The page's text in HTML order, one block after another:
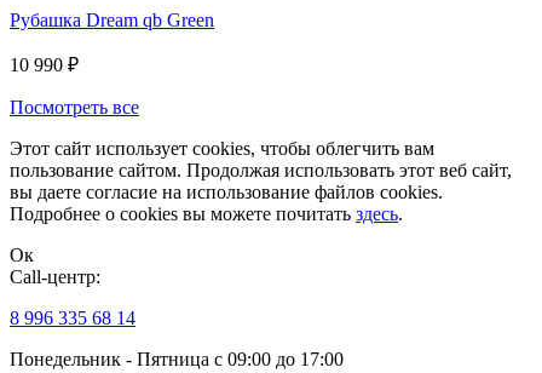
Рубашка Dream qb Green
10 990 ₽
Посмотреть все
Этот сайт использует cookies, чтобы облегчить вам
пользование сайтом. Продолжая использовать этот веб сайт,
вы даете согласие на использование файлов cookies.
Подробнее о cookies вы можете почитать здесь.
Ок
Сall-центр:
8 996 335 68 14
Понедельник - Пятница с 09:00 до 17:00